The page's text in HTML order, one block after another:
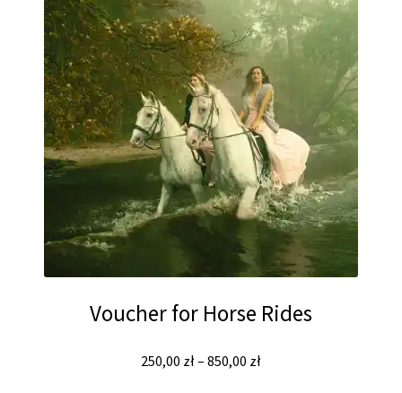
Voucher for Horse Rides
250,00 zł– 850,00 zł